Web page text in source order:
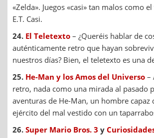
«Zelda». Juegos «casi» tan malos como
E.T. Casi.
24. El Teletexto – ¿Queréis hablar de
auténticamente retro que hayan
nuestros días? Bien, el teletexto es una
25. He-Man y los Amos del Universo –
retro, nada como una mirada al pasado
aventuras de He-Man, un hombre capaz
ejército del mal vestido con un
26. Super Mario Bros. 3 y